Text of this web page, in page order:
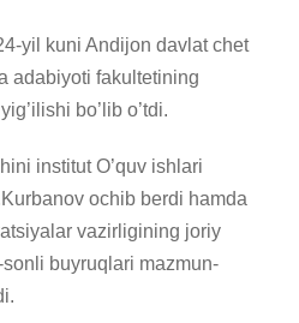
yil kuni Andijon davlat chet
adabiyoti fakultetining
bo’lib o’tdi.
institut O’quv ishlari
ochib berdi hamda
vazirligining joriy
buyruqlari mazmun-